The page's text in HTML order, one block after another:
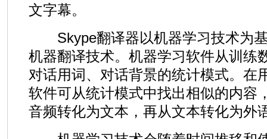
文字幕。
Skype翻译器以机器学习技术为基
机器翻译技术。机器学习软件从训练
对话用词、对话背景的统计模式。在
软件可从统计模式中找出相似的内容
音频转化为文本，再从文本转化为外